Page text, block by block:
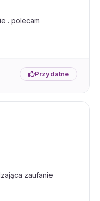
. polecam
Przydatne
zaufanie